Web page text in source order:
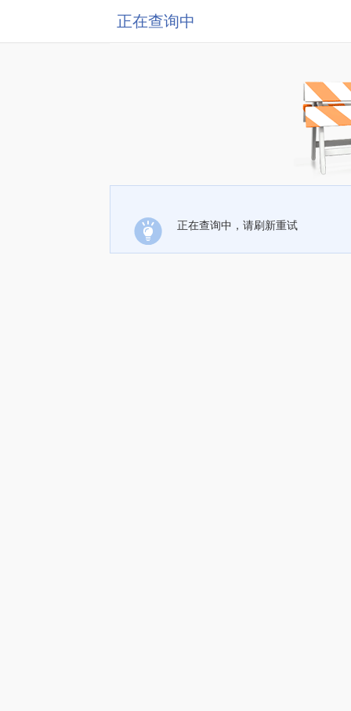
正在查询中
正在查询中，请刷新重试